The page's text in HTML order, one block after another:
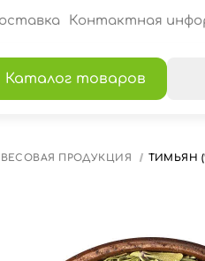
Контактная
Каталог товаров
ВЕСОВАЯ ПРОДУКЦИЯ ТИМЬЯН